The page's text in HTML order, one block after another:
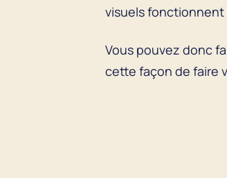
visuels fonctionnent
Vous pouvez donc
cette façon de faire